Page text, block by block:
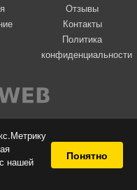
нашей
Понятно
Отзывы
Контакты
Политика
конфиденциальности